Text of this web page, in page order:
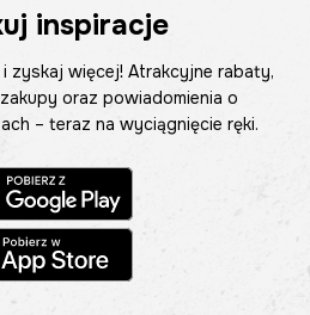
inspiracje
zyskaj więcej! Atrakcyjne rabaty,
oraz powiadomienia o
– teraz na wyciągnięcie ręki.